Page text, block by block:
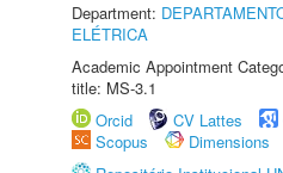
Department:
ELÉTRICA
Academic Appointment
title: MS-3.1
Orcid
CV Lattes
Scopus
Dimensions